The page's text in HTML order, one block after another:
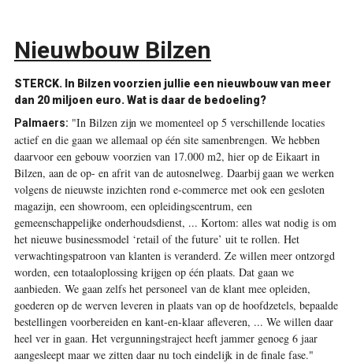
Nieuwbouw Bilzen
STERCK. In Bilzen voorzien jullie een nieuwbouw van meer
dan 20 miljoen euro. Wat is daar de bedoeling?
Palmaers: "In Bilzen zijn we momenteel op 5 verschillende locaties
actief en die gaan we allemaal op één site samenbrengen. We hebben
daarvoor een gebouw voorzien van 17.000 m2, hier op de Eikaart in
Bilzen, aan de op- en afrit van de autosnelweg. Daarbij gaan we werken
volgens de nieuwste inzichten rond ­e-­commerce met ook een gesloten
magazijn, een showroom, een opleidingscentrum, een
gemeenschappelijke onderhoudsdienst, ... Kortom: alles wat nodig is om
het nieuwe businessmodel ‘retail of the future’ uit te rollen. Het
verwachtingspatroon van klanten is veranderd. Ze willen meer ontzorgd
worden, een totaaloplossing krijgen op één plaats. Dat gaan we
aanbieden. We gaan zelfs het personeel van de klant mee opleiden,
goederen op de werven leveren in plaats van op de hoofdzetels, bepaalde
bestellingen voorbereiden en kant-en-klaar afleveren, ... We willen daar
heel ver in gaan. Het vergunningstraject heeft jammer genoeg 6 jaar
aangesleept maar we zitten daar nu toch eindelijk in de finale fase."